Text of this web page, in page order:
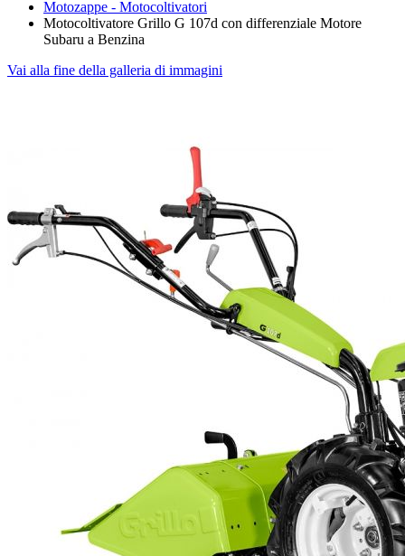
Motozappe - Motocoltivatori
Motocoltivatore Grillo G 107d con differenziale Motore
Subaru a Benzina
Vai alla fine della galleria di immagini